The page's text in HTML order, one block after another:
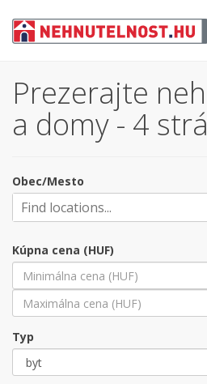
Prezerajte
a domy - 4
Obec/Mesto
Kúpna cena (HUF)
Typ